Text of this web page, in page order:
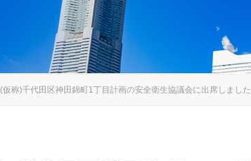
(仮称)千代田区神田錦町1丁目計画の安全衛生協議会に出席しました